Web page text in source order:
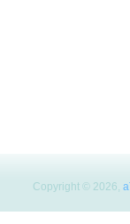
Copyright © 2026,